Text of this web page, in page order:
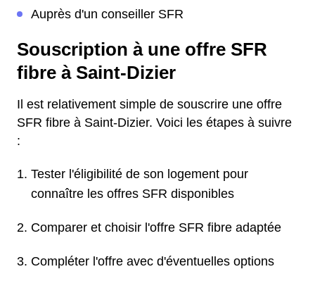
Auprès d'un conseiller SFR
Souscription à une offre SFR
fibre à Saint-Dizier
Il est relativement simple de souscrire une offre
SFR fibre à Saint-Dizier. Voici les étapes à suivre
:
Tester l'éligibilité de son logement pour
connaître les offres SFR disponibles
Comparer et choisir l'offre SFR fibre adaptée
Compléter l'offre avec d'éventuelles options